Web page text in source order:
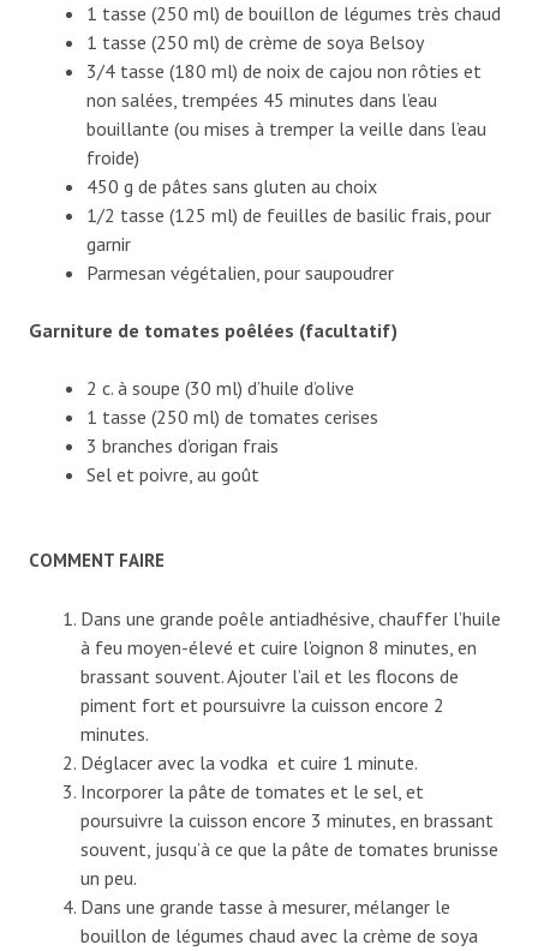
1 tasse (250 ml) de bouillon de légumes très chaud
1 tasse (250 ml) de crème de soya Belsoy
3/4 tasse (180 ml) de noix de cajou non rôties et
non salées, trempées 45 minutes dans l’eau
bouillante (ou mises à tremper la veille dans l’eau
froide)
450 g de pâtes sans gluten au choix
1/2 tasse (125 ml) de feuilles de basilic frais, pour
garnir
Parmesan végétalien, pour saupoudrer
Garniture de tomates poêlées (facultatif)
2 c. à soupe (30 ml) d’huile d’olive
1 tasse (250 ml) de tomates cerises
3 branches d’origan frais
Sel et poivre, au goût
COMMENT FAIRE
Dans une grande poêle antiadhésive, chauffer l’huile
à feu moyen-élevé et cuire l’oignon 8 minutes, en
brassant souvent. Ajouter l’ail et les flocons de
piment fort et poursuivre la cuisson encore 2
minutes.
Déglacer avec la vodka et cuire 1 minute.
Incorporer la pâte de tomates et le sel, et
poursuivre la cuisson encore 3 minutes, en brassant
souvent, jusqu’à ce que la pâte de tomates brunisse
un peu.
Dans une grande tasse à mesurer, mélanger le
bouillon de légumes chaud avec la crème de soya